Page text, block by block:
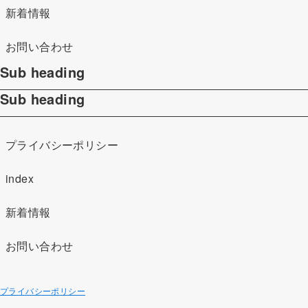
新着情報
お問い合わせ
Sub heading
Sub heading
プライバシーポリシー
index
新着情報
お問い合わせ
プライバシーポリシー